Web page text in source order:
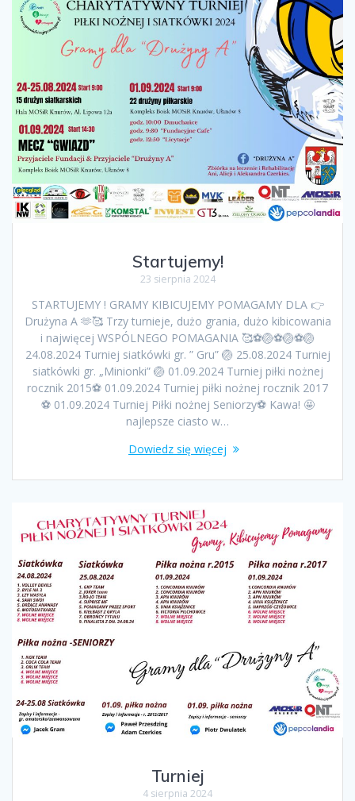
Startujemy!
23 sierpnia 2024
STARTUJEMY ! GRAMY KIBICUJEMY POMAGAMY DLA 👉
Drużyna A 🫶🥰 Trzy turnieje, dużo grania, dużo kibicowania
i najwięcej WSPÓLNEGO POMAGANIA 🥰⚽️🏐⚽️🏐⚽️🏐
24.08.2024 Turniej siatkówki gr. ” Gru” 🏐 25.08.2024 Turniej
siatkówki gr. „Minionki” 🏐 01.09.2024 Turniej piłki nożnej
rocznik 2015⚽️ 01.09.2024 Turniej piłki nożnej rocznik 2017
⚽️ 01.09.2024 Turniej Piłki nożnej Seniorzy⚽️ Kawa! 🤩
najlepsze ciasto w…
Dowiedz się więcej
Turniej
4 sierpnia 2024